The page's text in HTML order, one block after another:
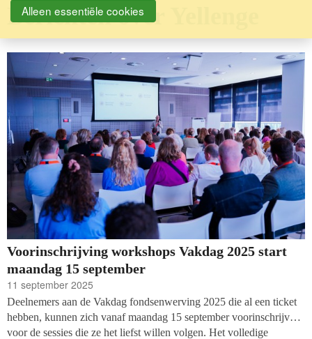
Berichten over Yellenge
Voorinschrijving workshops Vakdag 2025 start
maandag 15 september
11 september 2025
Deelnemers aan de Vakdag fondsenwerving 2025 die al een ticket
hebben, kunnen zich vanaf maandag 15 september voorinschrijven
voor de sessies die ze het liefst willen volgen. Het volledige
Alleen essentiële cookies